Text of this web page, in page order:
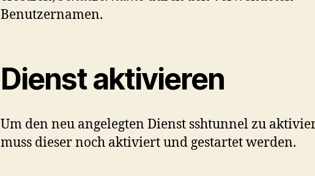
Benutzernamen.
Dienst aktivieren
Um den neu angelegten Dienst sshtunnel zu
muss dieser noch aktiviert und gestartet werden.